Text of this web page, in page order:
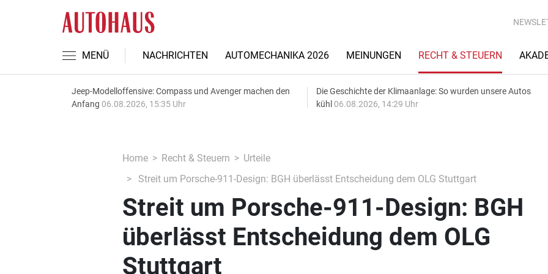
MENÜ NACHRICHTEN AUTOMECHANIKA 2026 MEINUNGEN RECHT & STEUERN
Jeep-Modelloffensive: Compass und Avenger machen den
Anfang 06.08.2026, 15:35 Uhr
Die Geschichte der Klimaanlage: So wurden unsere Autos
kühl 06.08.2026, 14:29 Uhr
Home Recht & Steuern
Urteile
Streit um Porsche-911-Design: BGH überlässt Entscheidung dem OLG Stuttgart
Streit um Porsche-911-Design: BGH
überlässt Entscheidung dem OLG
Stuttgart